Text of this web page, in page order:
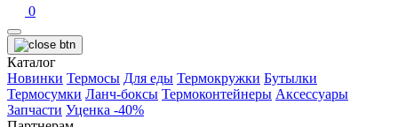
0
Каталог
Новинки Термосы Для еды Термокружки Бутылки
Термосумки Ланч-боксы Термоконтейнеры Аксессуары
Запчасти Уценка -40%